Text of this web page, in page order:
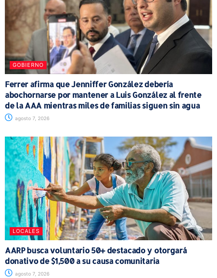
GOBIERNO
Ferrer afirma que Jenniffer González debería
abochornarse por mantener a Luis González al frente
de la AAA mientras miles de familias siguen sin agua
agosto 7, 2026
LOCALES
AARP busca voluntario 50+ destacado y otorgará
donativo de $1,500 a su causa comunitaria
agosto 7, 2026